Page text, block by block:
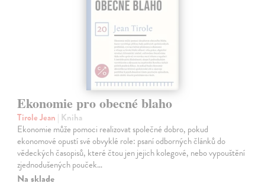
Ekonomie pro obecné blaho
Tirole Jean | Kniha
Ekonomie může pomoci realizovat společné dobro, pokud
ekonomové opustí své obvyklé role: psaní odborných článků do
vědeckých časopisů, které čtou jen jejich kolegové, nebo vypouštění
zjednodušených pouček…
Na sklade